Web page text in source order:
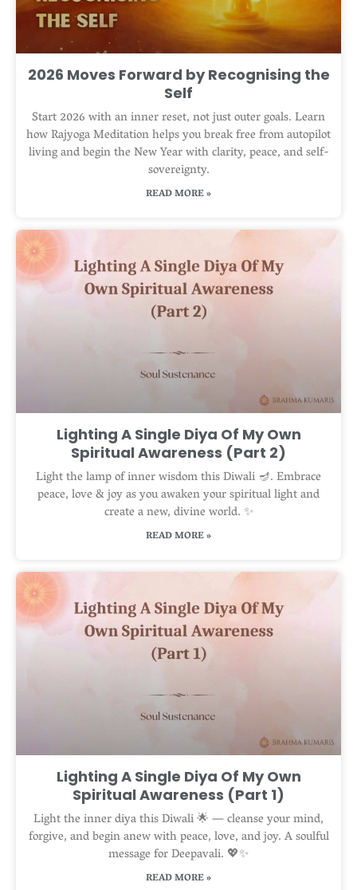
2026 Moves Forward by Recognising the
Self
Start 2026 with an inner reset, not just outer goals. Learn
how Rajyoga Meditation helps you break free from autopilot
living and begin the New Year with clarity, peace, and self-
sovereignty.
READ MORE »
Lighting A Single Diya Of My Own
Spiritual Awareness (Part 2)
Light the lamp of inner wisdom this Diwali 🪔. Embrace
peace, love & joy as you awaken your spiritual light and
create a new, divine world. ✨
READ MORE »
Lighting A Single Diya Of My Own
Spiritual Awareness (Part 1)
Light the inner diya this Diwali 🌟 — cleanse your mind,
forgive, and begin anew with peace, love, and joy. A soulful
message for Deepavali. 💖✨
READ MORE »